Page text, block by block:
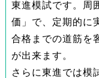
東進模試です。周
価」で、定期的に
合格までの道筋を
が出来ます。
さらに東進では模